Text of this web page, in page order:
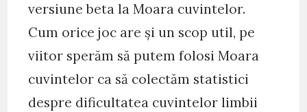
versiune beta la Moara cuvintelor.
Cum orice joc are și un scop util, pe
viitor sperăm să putem folosi Moara
cuvintelor ca să colectăm statistici
despre dificultatea cuvintelor limbii